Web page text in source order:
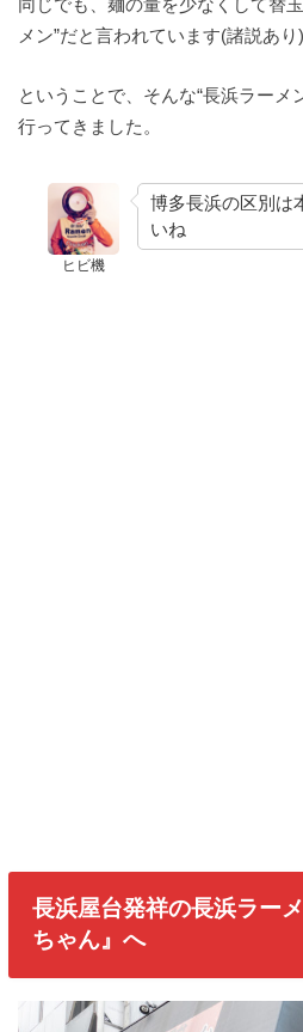
同じでも、麺の量を少なくして替
メン”だと言われています(諸説あり)
ということで、そんな“長浜ラーメ
行ってきました。
ヒビ機
博多長浜の区別は
いね
長浜屋台発祥の長浜ラー
ちゃん』へ